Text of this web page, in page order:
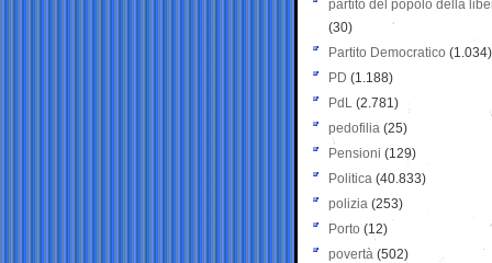
partito del popolo della
(30)
Partito Democratico (1.034)
PD (1.188)
PdL (2.781)
pedofilia (25)
Pensioni (129)
Politica (40.833)
polizia (253)
Porto (12)
povertà (502)